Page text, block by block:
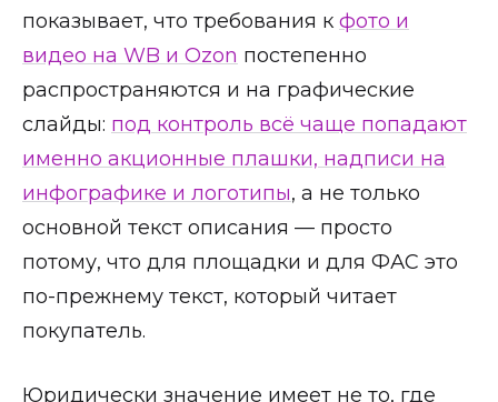
показывает, что требования к фото и
видео на WB и Ozon постепенно
распространяются и на графические
слайды: под контроль всё чаще попадают
именно акционные плашки, надписи на
инфографике и логотипы, а не только
основной текст описания — просто
потому, что для площадки и для ФАС это
по-прежнему текст, который читает
покупатель.
Юридически значение имеет не то, где